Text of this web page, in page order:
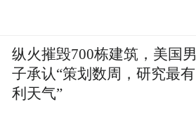
纵火摧毁700栋建筑，美国男
子承认“策划数周，研究最有
利天气”